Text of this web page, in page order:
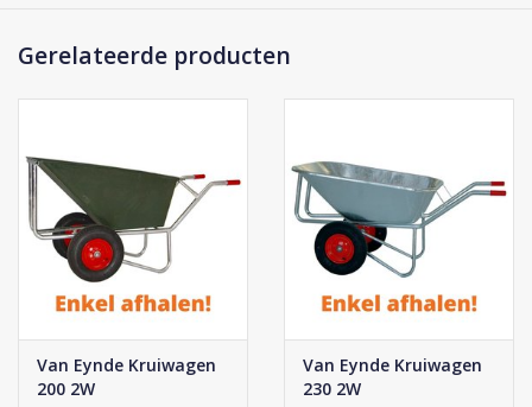
Gerelateerde producten
Van Eynde Kruiwagen
200 2W
Van Eynde Kruiwagen
230 2W